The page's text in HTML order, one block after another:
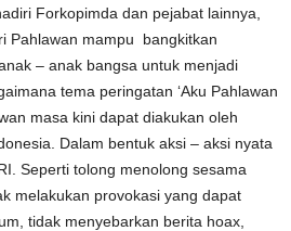
Forkopimda dan pejabat lainnya,
Pahlawan mampu bangkitkan
– anak bangsa untuk menjadi
tema peringatan ‘Aku Pahlawan
masa kini dapat diakukan oleh
Dalam bentuk aksi – aksi nyata
Seperti tolong menolong sesama
melakukan provokasi yang dapat
tidak menyebarkan berita hoax,